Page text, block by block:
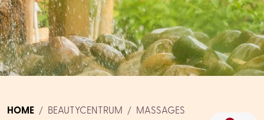
HOME BEAUTYCENTRUM
MASSAGES